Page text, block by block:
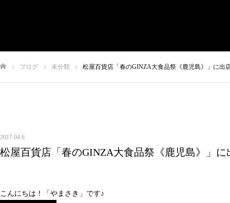
ブログ 未分類 松屋百貨店「春のGINZA大食品祭《鹿児島》」に出
2017.04.6
松屋百貨店「春のGINZA大食品祭《鹿児島》」に
こんにちは！「やまさき」です♪